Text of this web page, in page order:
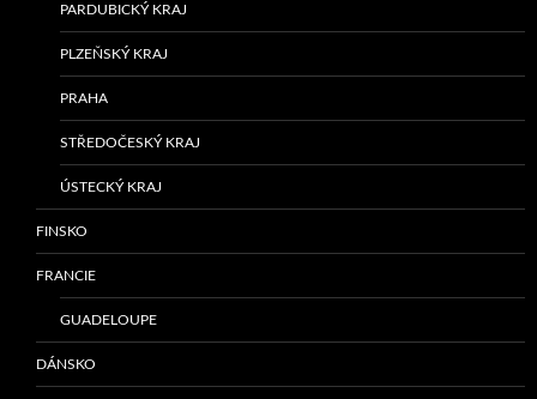
PARDUBICKÝ KRAJ
PLZEŇSKÝ KRAJ
PRAHA
STŘEDOČESKÝ KRAJ
ÚSTECKÝ KRAJ
FINSKO
FRANCIE
GUADELOUPE
DÁNSKO